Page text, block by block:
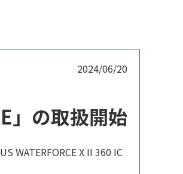
2024/06/20
」の取扱開始
WATERFORCE X II 360 IC